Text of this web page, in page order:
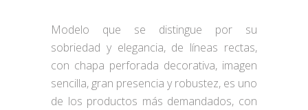
Modelo que se distingue por su
sobriedad y elegancia, de líneas rectas,
con chapa perforada decorativa, imagen
sencilla, gran presencia y robustez, es uno
de los productos más demandados, con